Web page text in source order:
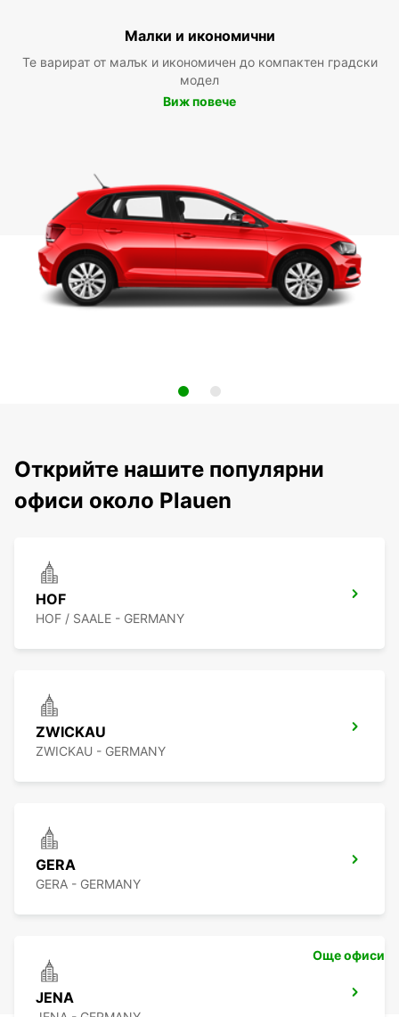
Малки и икономични
Те варират от малък и икономичен до компактен градски
модел
Виж повече
Открийте нашите популярни
офиси около Plauen
HOF
HOF / SAALE - GERMANY
ZWICKAU
ZWICKAU - GERMANY
GERA
GERA - GERMANY
JENA
Още офиси